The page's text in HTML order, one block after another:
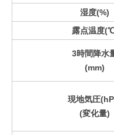
湿度(%)
露点温度
3時間降水
(mm)
現地気圧
(変化量)